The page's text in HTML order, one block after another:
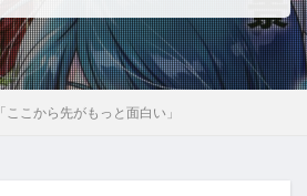
「ここから先がもっと面白い」